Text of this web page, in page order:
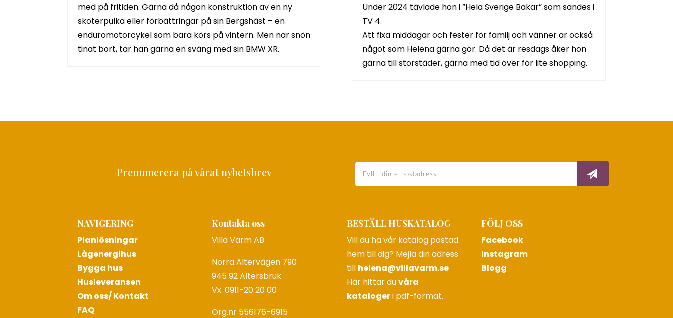
med på fritiden. Gärna då någon konstruktion av en ny
skoterpulka eller förbättringar på sin Bergshäst – en
enduromotorcykel som bara körs på vintern. Men när snön
tinat bort, tar han gärna en sväng med sin BMW XR.
Under 2024 tävlade hon i ”Hela Sverige Bakar” som sändes i
TV 4.
Att fixa middagar och fester för familj och vänner är också
något som Helena gärna gör. Då det är resdags åker hon
gärna till storstäder, gärna med tid över för lite shopping.
Prenumerera på vårat nyhetsbrev
NAVIGERING
Planlösningar
Lågenergihus
Bygga hus
Husleveransen
Om oss/ Kontakt
FAQ
Kontakta oss
Villa Varm AB
Norra Altervägen 790
945 92 Altersbruk
Vx. 0911-20 20 00
Org.nr 556176-6915
BESTÄLL HUSKATALOG
Vill du ha vår katalog postad
hem till dig? Mejla din adress
till helena@villavarm.se
Här hittar duvåra
katalogeri pdf-format.
FÖLJ OSS
Facebook
Instagram
Blogg